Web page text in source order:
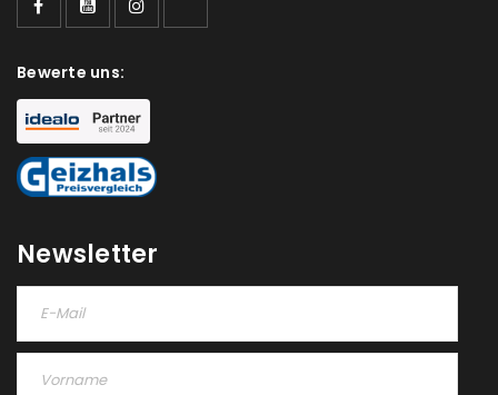
ANMELDEN
Benutzername oder E-Mail-Adresse
ANMELDEN
Bewerte uns:
Newsletter